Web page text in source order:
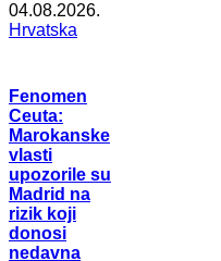
04.08.2026.
Hrvatska
Fenomen
Ceuta:
Marokanske
vlasti
upozorile su
Madrid na
rizik koji
donosi
nedavna